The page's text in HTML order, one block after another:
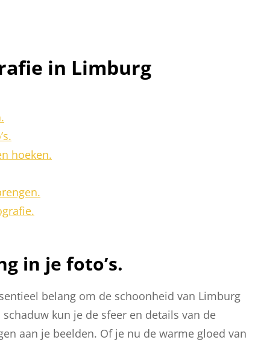
in Limburg
hoeken.
in je foto’s.
belang om de schoonheid van Limburg
kun je de sfeer en details van de
aan je beelden. Of je nu de warme gloed van